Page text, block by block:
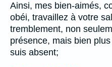
Ainsi, mes bien-aimés,
obéi, travaillez à votre
tremblement, non
présence, mais bien
suis absent;